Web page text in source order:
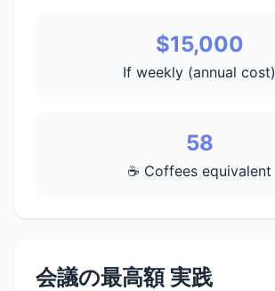
$15,000
If weekly (annual cost)
58
☕ Coffees equivalent
会議の最高額 実践